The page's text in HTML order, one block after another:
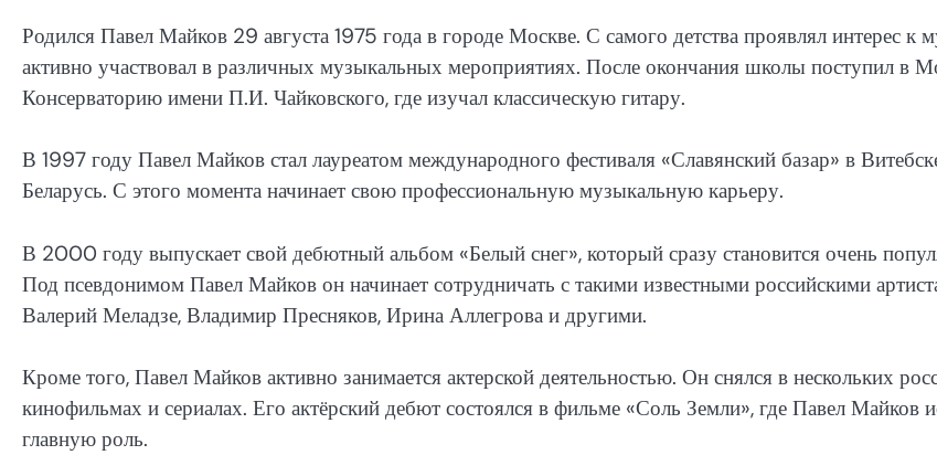
Родился Павел Майков 29 августа 1975 года в городе Москве. С самого детства проявлял интерес к
активно участвовал в различных музыкальных мероприятиях. После окончания школы поступил в
Консерваторию имени П.И. Чайковского, где изучал классическую гитару.
В 1997 году Павел Майков стал лауреатом международного фестиваля «Славянский базар» в
Беларусь. С этого момента начинает свою профессиональную музыкальную карьеру.
В 2000 году выпускает свой дебютный альбом «Белый снег», который сразу становится очень
Под псевдонимом Павел Майков он начинает сотрудничать с такими известными российскими
Валерий Меладзе, Владимир Пресняков, Ирина Аллегрова и другими.
Кроме того, Павел Майков активно занимается актерской деятельностью. Он снялся в нескольких
кинофильмах и сериалах. Его актёрский дебют состоялся в фильме «Соль Земли», где Павел Майков
главную роль.